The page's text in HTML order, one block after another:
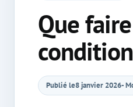
Que
Publié le8 janvier 2026-